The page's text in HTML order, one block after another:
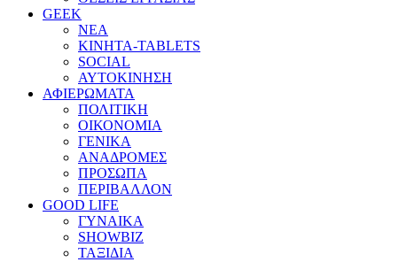
GEEK
ΝΕΑ
ΚΙΝΗΤΑ-TABLETS
SOCIAL
ΑΥΤΟΚΙΝΗΣΗ
ΑΦΙΕΡΩΜΑΤΑ
ΠΟΛΙΤΙΚΗ
ΟΙΚΟΝΟΜΙΑ
ΓΕΝΙΚΑ
ΑΝΑΔΡΟΜΕΣ
ΠΡΟΣΩΠΑ
ΠΕΡΙΒΑΛΛΟΝ
GOOD LIFE
ΓΥΝΑΙΚΑ
SHOWBIZ
ΤΑΞΙΔΙΑ